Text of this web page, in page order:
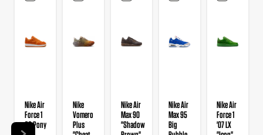
Nike Air
Force 1
QS Pony
Nike
Vomero
Plus
Nike Air
Max 90
"Shadow
Nike Air
Max 95
Big
Nike Air
Force 1
'07 LX